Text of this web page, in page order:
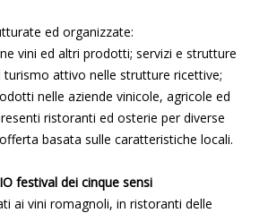
ed organizzate:
vini ed altri prodotti; servizi e strutture
turismo attivo nelle strutture ricettive;
nelle aziende vinicole, agricole ed
ristoranti ed osterie per diverse
basata sulle caratteristiche locali.
festival dei cinque sensi
ai vini romagnoli, in ristoranti delle